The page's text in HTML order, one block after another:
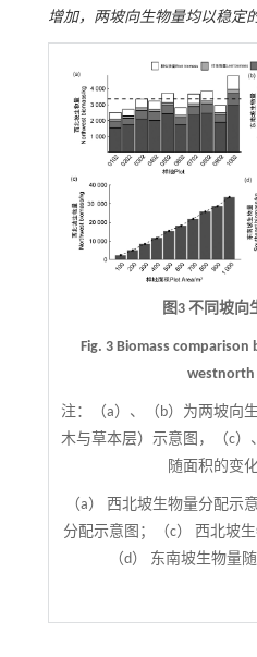
增加，两坡向生物量均以稳定
图3 不同坡向
Fig. 3 Biomass
westnorth
注：
（a）、（b）为两坡向
木与草本层）示意图，（c
随面积的变
（a） 西北坡生物量分配示
分配示意图；（c） 西北坡
（d） 东南坡生物量